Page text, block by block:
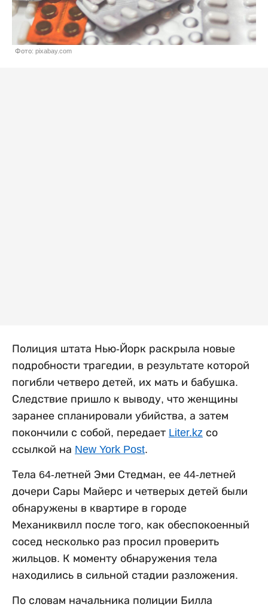
Фото: pixabay.com
Полиция штата Нью-Йорк раскрыла новые
подробности трагедии, в результате которой
погибли четверо детей, их мать и бабушка.
Следствие пришло к выводу, что женщины
заранее спланировали убийства, а затем
покончили с собой, передает Liter.kz со
ссылкой на New York Post.
Тела 64-летней Эми Стедман, ее 44-летней
дочери Сары Майерс и четверых детей были
обнаружены в квартире в городе
Механиквилл после того, как обеспокоенный
сосед несколько раз просил проверить
жильцов. К моменту обнаружения тела
находились в сильной стадии разложения.
По словам начальника полиции Билла